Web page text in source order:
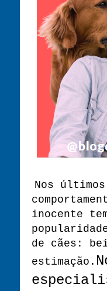
Nos
inocente
de cães:
estimação.